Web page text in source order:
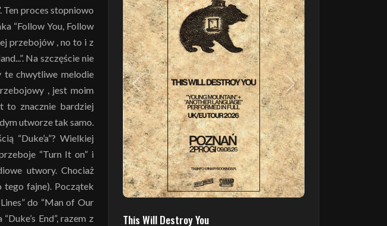
Ten proces stopniowo
“Follow You, Follow
przebojów , no to i z
Na szczęście nie
te chwytliwe melodie
, jest moim
to znacznie bardziej
utworze tak samo.
“Duke’a”? Wielkiej
“Turn It on” i
utwory. Chociaż
tego fajne). Początek
do “Man of Our
End”, razem z
Poprzedni Następny
This Will Destroy You
09.08 - Poznań, Klub 2progi